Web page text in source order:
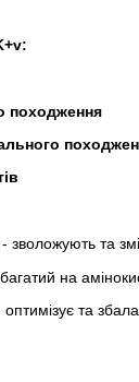
походження
- зволожують та
на
оптимізує та